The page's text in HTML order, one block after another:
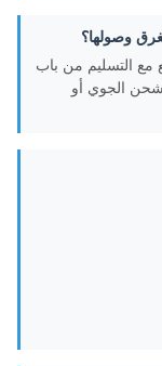
وصولها؟
مع التسليم من باب
الشحن الجوي أو